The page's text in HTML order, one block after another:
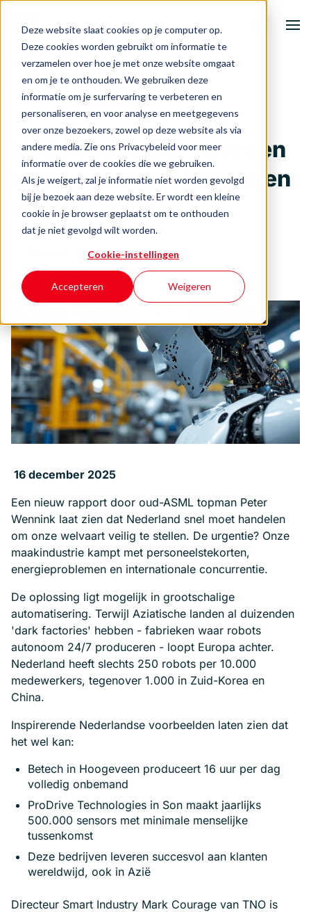
Deze website slaat cookies op je computer op.
Deze cookies worden gebruikt om informatie te
verzamelen over hoe je met onze website omgaat
en om je te onthouden. We gebruiken deze
informatie om je surfervaring te verbeteren en
personaliseren, en voor analyse en meetgegevens
over onze bezoekers, zowel op deze website als via
andere media. Zie ons Privacybeleid voor meer
informatie over de cookies die we gebruiken.
Als je weigert, zal je informatie niet worden gevolgd
bij je bezoek aan deze website. Er wordt een kleine
cookie in je browser geplaatst om te onthouden
dat je niet gevolgd wilt worden.
Cookie-instellingen
Accepteren Weigeren
Onze activiteiten
Ondernemersuitdagingen
Events & inspiratie
Over BOOST
Contact
Terug naar het overzicht
Circulariteit Digitalisering
Nederland staat voor een
cruciale keuze: innoveren
of achterblijven
Een vandaag
16 december 2025
Een nieuw rapport door oud-ASML topman Peter
Wennink laat zien dat Nederland snel moet handelen
om onze welvaart veilig te stellen. De urgentie? Onze
maakindustrie kampt met personeelstekorten,
energieproblemen en internationale concurrentie.
De oplossing ligt mogelijk in grootschalige
automatisering. Terwijl Aziatische landen al duizenden
'dark factories' hebben - fabrieken waar robots
autonoom 24/7 produceren - loopt Europa achter.
Nederland heeft slechts 250 robots per 10.000
medewerkers, tegenover 1.000 in Zuid-Korea en
China.
Inspirerende Nederlandse voorbeelden laten zien dat
het wel kan:
Betech in Hoogeveen produceert 16 uur per dag
volledig onbemand
ProDrive Technologies in Son maakt jaarlijks
500.000 sensors met minimale menselijke
tussenkomst
Deze bedrijven leveren succesvol aan klanten
wereldwijd, ook in Azië
Directeur Smart Industry Mark Courage van TNO is